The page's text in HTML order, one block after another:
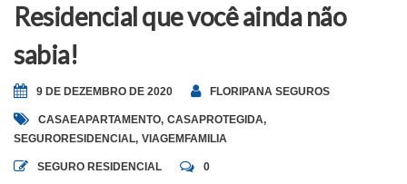
Residencial que você ainda não
sabia!
9 DE DEZEMBRO DE 2020 FLORIPANA SEGUROS
CASAEAPARTAMENTO, CASAPROTEGIDA,
SEGURORESIDENCIAL, VIAGEMFAMILIA
SEGURO RESIDENCIAL 0